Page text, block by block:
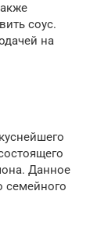
соус.
на
Данное
семейного